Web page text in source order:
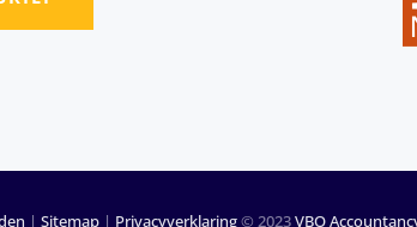
| Sitemap| Privacyverklaring© 2023VBO